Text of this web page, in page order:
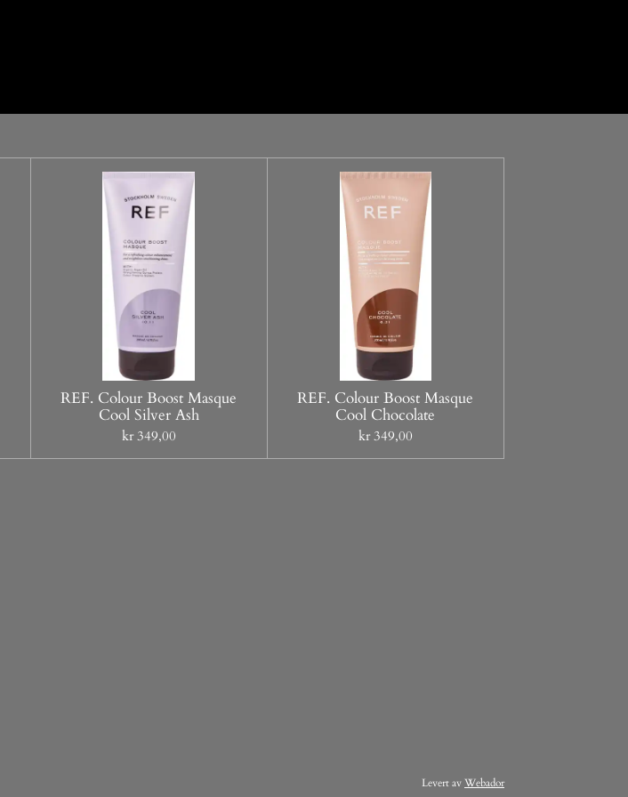
REF. Colour Boost Masque
Cool Silver Ash
kr 349,00
REF. Colour Boost Masque
Cool Chocolate
kr 349,00
Levert avWebador